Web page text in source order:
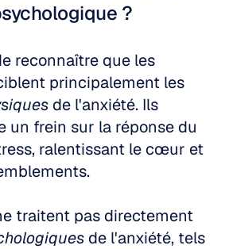
?
reconnaître que les
principalement les
de l'anxiété. Ils
un frein sur la réponse du
ralentissant le cœur et
traitent pas directement
de l'anxiété, tels